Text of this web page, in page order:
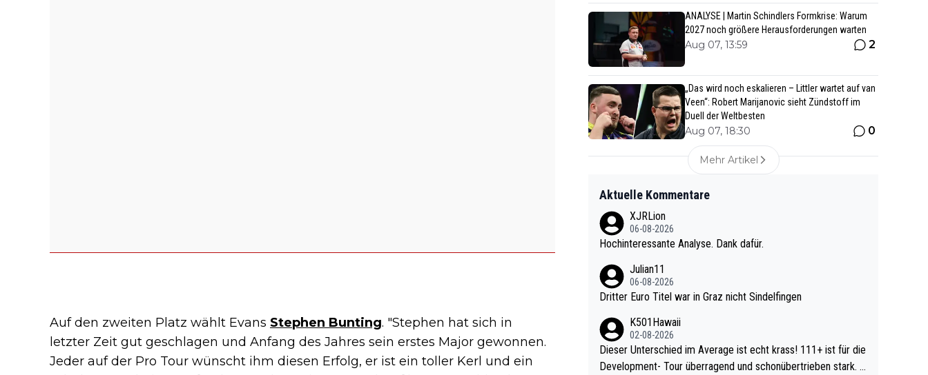
Auf den zweiten Platz wählt Evans Stephen Bunting. "Stephen hat sich in
letzter Zeit gut geschlagen und Anfang des Jahres sein erstes Major gewonnen.
Jeder auf der Pro Tour wünscht ihm diesen Erfolg, er ist ein toller Kerl und ein
ANALYSE | Martin Schindlers Formkrise: Warum
2027 noch größere Herausforderungen warten
Aug 07, 13:59 2
„Das wird noch eskalieren – Littler wartet auf van
Veen“: Robert Marijanovic sieht Zündstoff im
Duell der Weltbesten
Aug 07, 18:30 0
Mehr Artikel
Aktuelle Kommentare
XJRLion
06-08-2026
Hochinteressante Analyse. Dank dafür.
Julian11
06-08-2026
Dritter Euro Titel war in Graz nicht Sindelfingen
K501Hawaii
02-08-2026
Dieser Unterschied im Average ist echt krass! 111+ ist für die
Development- Tour überragend und schonübertrieben stark. U